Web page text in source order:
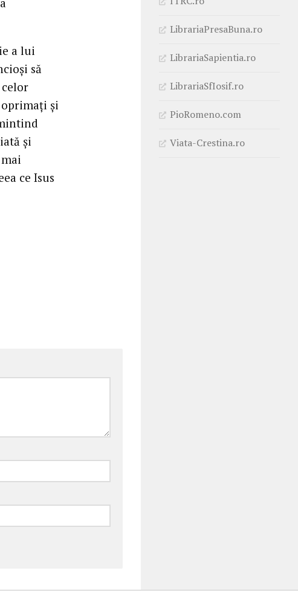
a lui
să
celor
și
și
ce Isus
LibrariaPresaBuna.ro
LibrariaSapientia.ro
LibrariaSfIosif.ro
PioRomeno.com
Viata-Crestina.ro